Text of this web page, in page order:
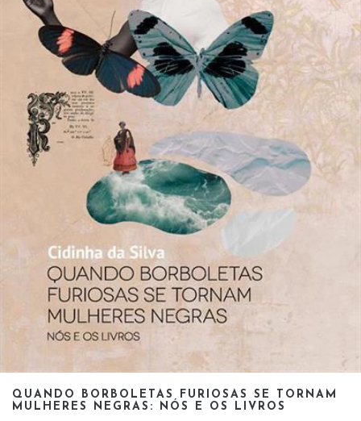
QUANDO BORBOLETAS FURIOSAS SE TORNAM
MULHERES NEGRAS: NÓS E OS LIVROS